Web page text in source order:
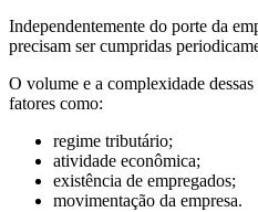
Independentemente do porte da
precisam ser cumpridas
O volume e a complexidade
fatores como:
regime tributário;
atividade econômica;
existência de empregados;
movimentação da empresa.